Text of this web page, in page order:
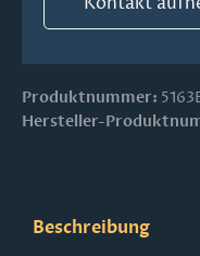
Produktnummer:
Hersteller-
Beschreibung